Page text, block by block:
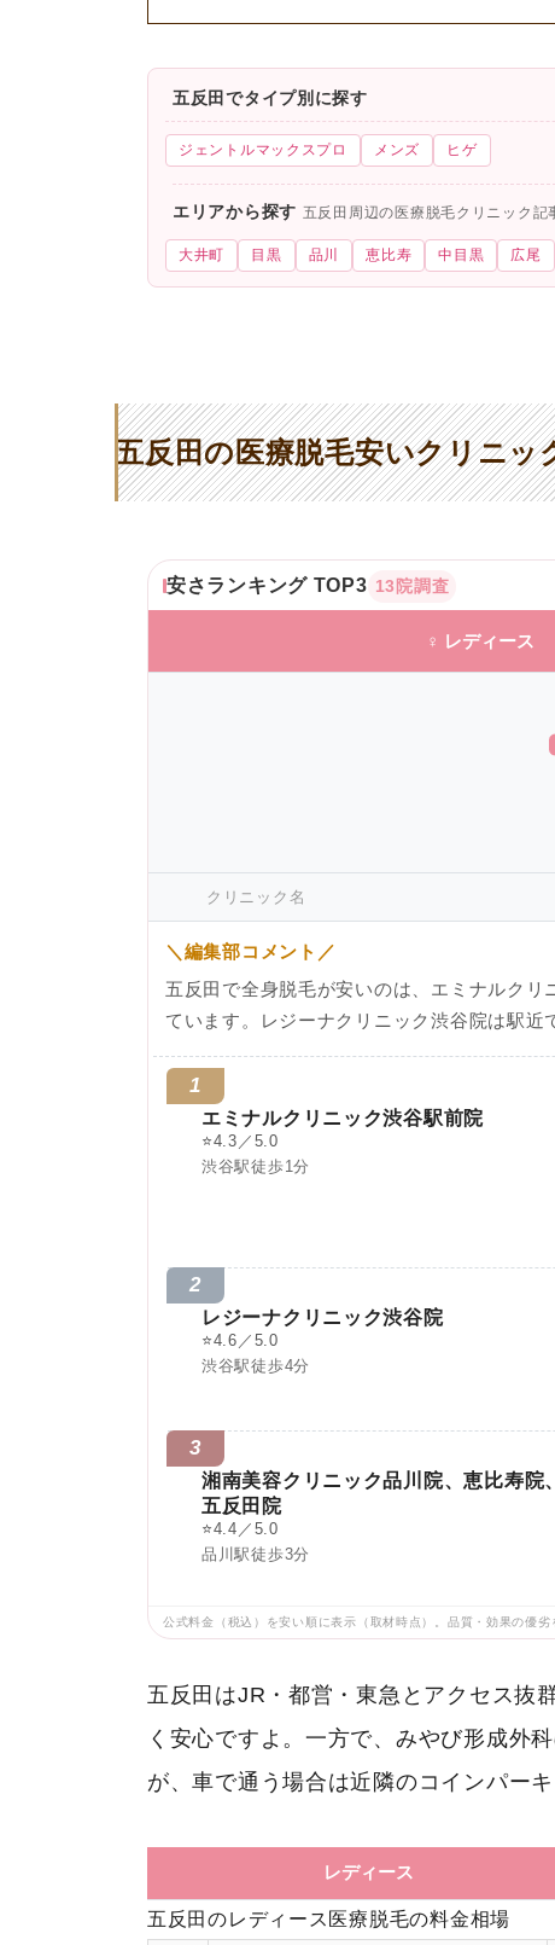
五反田でタイプ別に探す
ジェントルマックスプロ メンズ ヒゲ
エリアから探す 五反田周辺の医療脱毛クリニック記
大井町 目黒 品川 恵比寿 中目黒 広尾
五反田の医療脱毛安いクリニ
安さランキング TOP3 13院調査
♀ レディース
クリニック名
＼編集部コメント／
五反田で全身脱毛が安いのは、エミナルク
ています。レジーナクリニック渋谷院は駅近
1
エミナルクリニック渋谷駅前院
⭐4.3／5.0
渋谷駅徒歩1分
2
レジーナクリニック渋谷院
⭐4.6／5.0
渋谷駅徒歩4分
3
湘南美容クリニック品川院、恵比寿院、
五反田院
⭐4.4／5.0
品川駅徒歩3分
公式料金（税込）を安い順に表示（取材時点）。品質・効果の優
五反田はJR・都営・東急とアクセス抜
く安心ですよ。一方で、みやび形成外
が、車で通う場合は近隣のコインパー
レディース
五反田のレディース医療脱毛の料金相場